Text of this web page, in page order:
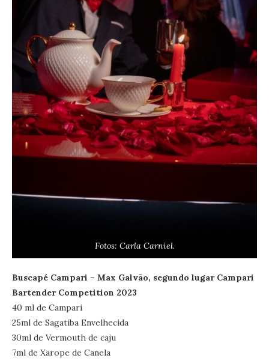
Fotos: Carla Carniel.
Buscapé Campari – Max Galvão, segundo lugar Campari
Bartender Competition 2023
40 ml de Campari
25ml de Sagatiba Envelhecida
30ml de Vermouth de caju
7ml de Xarope de Canela